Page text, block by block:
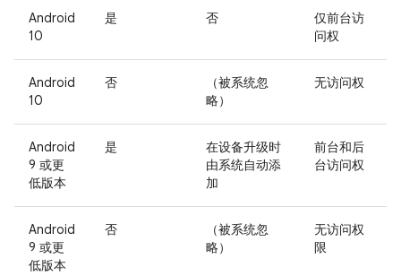
Android
10
是 否
仅前台访
问权
Android
10
否
（被系统忽
略）
无访问权
Android
9 或更
低版本
是
在设备升级时
由系统自动添
加
前台和后
台访问权
Android
9 或更
低版本
否
（被系统忽
略）
无访问权
限